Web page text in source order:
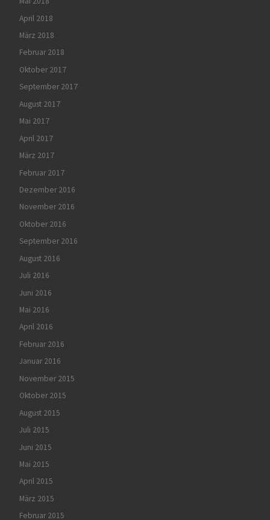
April 2018
März 2018
Februar 2018
Oktober 2017
September 2017
August 2017
Mai 2017
April 2017
März 2017
Februar 2017
Dezember 2016
November 2016
Oktober 2016
September 2016
August 2016
Juli 2016
Juni 2016
Mai 2016
April 2016
Februar 2016
Januar 2016
November 2015
Oktober 2015
August 2015
Juli 2015
Juni 2015
Mai 2015
April 2015
März 2015
Februar 2015